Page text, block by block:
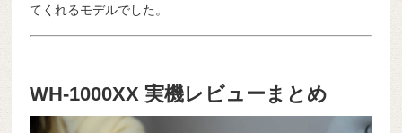
てくれるモデルでした。
WH-1000XX 実機レビューまとめ